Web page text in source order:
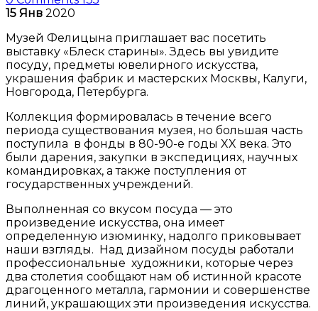
15 Янв 2020
Музей Фелицына приглашает вас посетить
выставку «Блеск старины». Здесь вы увидите
посуду, предметы ювелирного искусства,
украшения фабрик и мастерских Москвы, Калуги,
Новгорода, Петербурга.
Коллекция формировалась в течение всего
периода существования музея, но большая часть
поступила в фонды в 80-90-е годы XX века. Это
были дарения, закупки в экспедициях, научных
командировках, а также поступления от
государственных учреждений.
Выполненная со вкусом посуда — это
произведение искусства, она имеет
определенную изюминку, надолго приковывает
наши взгляды. Над дизайном посуды работали
профессиональные художники, которые через
два столетия сообщают нам об истинной красоте
драгоценного металла, гармонии и совершенстве
линий, украшающих эти произведения искусства.